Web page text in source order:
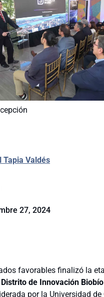
Tapia Valdés
27, 2024
favorables finalizó la
Distrito de Innovación
por la Universidad de